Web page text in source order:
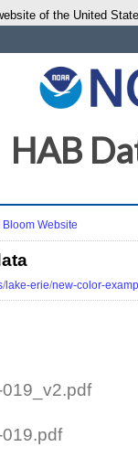
of the United
HAB
Bloom Website
/ lake-erie/new-color-